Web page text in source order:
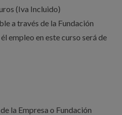
(Iva Incluido)
a través de la Fundación
empleo en este curso será de
la Empresa o Fundación